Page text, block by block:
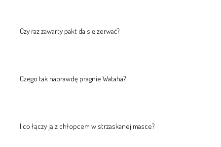
Czy raz zawarty pakt da się zerwać?
Czego tak naprawdę pragnie Wataha?
I co łączy ją z chłopcem w strzaskanej masce?